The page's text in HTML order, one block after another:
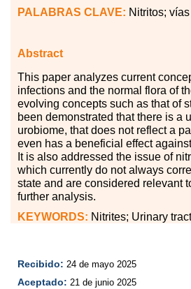
PALABRAS CLAVE: Nitritos;
Abstract
This paper analyzes current
infections and the normal flora of
evolving concepts such as that of
been demonstrated that there is a
urobiome, that does not reflect a
even has a beneficial effect
It is also addressed the issue of
which currently do not always
state and are considered relevant
further analysis.
KEYWORDS: Nitrites; Urinary
Recibido: 24 de mayo 2025
Aceptado: 21 de junio 2025